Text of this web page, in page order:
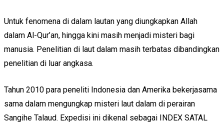
Untuk fenomena di dalam lautan yang diungkapkan Allah
dalam Al-Qur’an, hingga kini masih menjadi misteri bagi
manusia. Penelitian di laut dalam masih terbatas dibandingkan
penelitian di luar angkasa.
Tahun 2010 para peneliti Indonesia dan Amerika bekerjasama
sama dalam mengungkap misteri laut dalam di perairan
Sangihe Talaud. Expedisi ini dikenal sebagai INDEX SATAL